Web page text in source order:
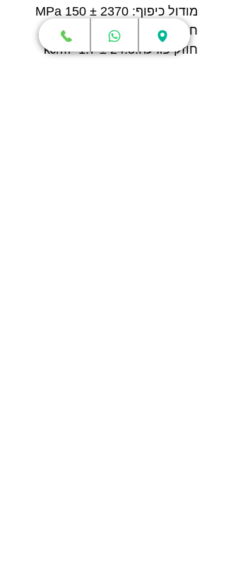
מודול כיפוף: 2370 ± 150 MPa
חוזק כיפוף:66 ± 4 MPa
חוזק פגיעה:24.5 ± 1.7 kJ/m²